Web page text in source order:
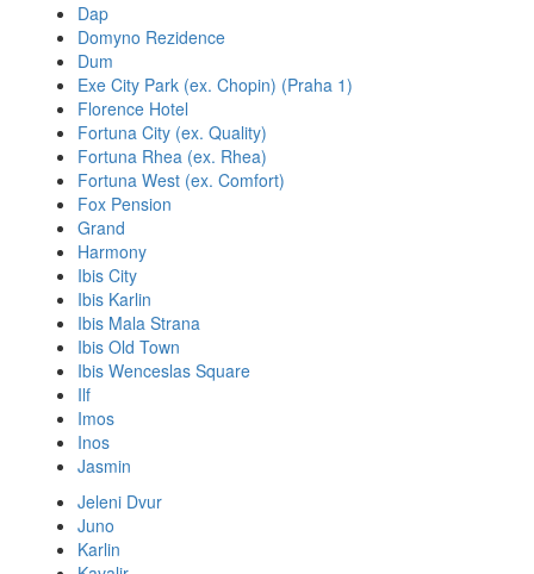
Dap
Domyno Rezidence
Dum
Exe City Park (ex. Chopin) (Praha 1)
Florence Hotel
Fortuna City (ex. Quality)
Fortuna Rhea (ex. Rhea)
Fortuna West (ex. Comfort)
Fox Pension
Grand
Harmony
Ibis City
Ibis Karlin
Ibis Mala Strana
Ibis Old Town
Ibis Wenceslas Square
Ilf
Imos
Inos
Jasmin
Jeleni Dvur
Juno
Karlin